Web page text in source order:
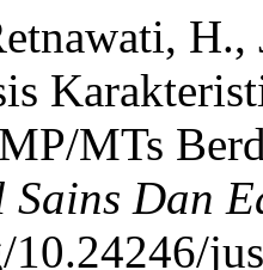
MTs
Dan